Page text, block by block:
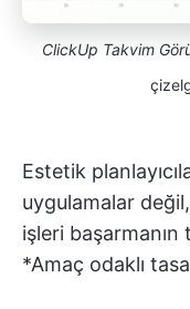
ClickUp Takvim
Estetik
uygulamalar
işleri başarmanın
*Amaç odaklı